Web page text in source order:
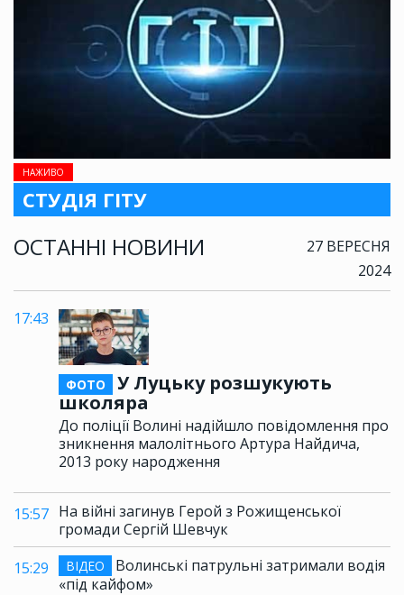
НАЖИВО
СТУДІЯ ГІТУ
ОСТАННІ НОВИНИ
27 ВЕРЕСНЯ
2024
17:43
ФОТО
У Луцьку розшукують
школяра
До поліції Волині надійшло повідомлення про
зникнення малолітнього Артура Найдича,
2013 року народження
15:57 На війні загинув Герой з Рожищенської
громади Сергій Шевчук
15:29
ВІДЕО
Волинські патрульні затримали водія
«під кайфом»